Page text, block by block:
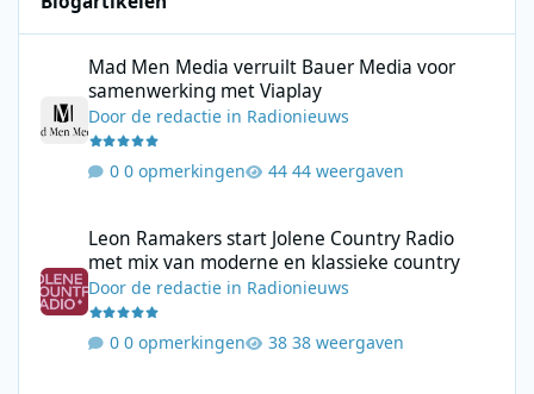
Mad Men Media verruilt Bauer Media voor
samenwerking met Viaplay
Doorde redactie in Radionieuws
0 opmerkingen 44 weergaven
Leon Ramakers start Jolene Country Radio
met mix van moderne en klassieke country
Doorde redactie in Radionieuws
0 opmerkingen 38 weergaven